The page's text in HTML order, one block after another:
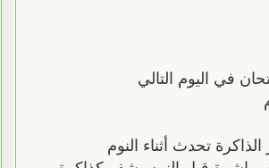
في اليوم التالي
تحدث أثناء النوم